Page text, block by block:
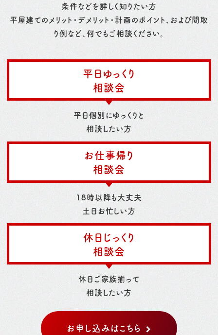
条件などを詳しく知りたい方
平屋建てのメリット・デメリット・計画のポイント、および間取
り例など、何でもご相談ください。
平日ゆっくり
相談会
平日個別にゆっくりと
相談したい方
お仕事帰り
相談会
18時以降も大丈夫
土日お忙しい方
休日じっくり
相談会
休日ご家族揃って
相談したい方
お申し込みはこちら